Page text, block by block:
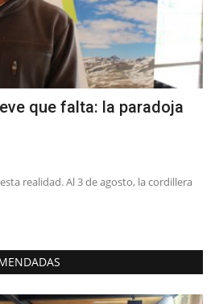
que falta: la paradoja
realidad. Al 3 de agosto, la cordillera